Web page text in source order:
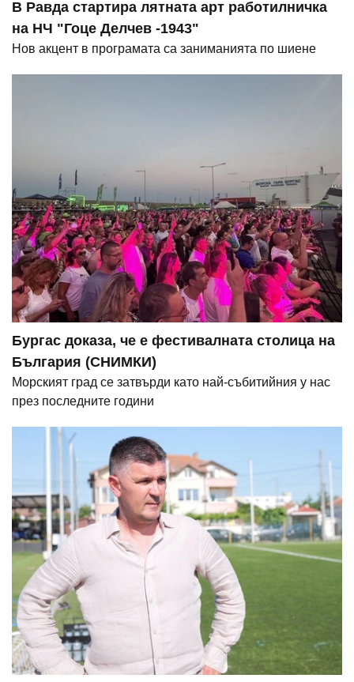
В Равда стартира лятната арт работилничка
на НЧ "Гоце Делчев -1943"
Нов акцент в програмата са заниманията по шиене
Бургас доказа, че е фестивалната столица на
България (СНИМКИ)
Морският град се затвърди като най-събитийния у нас
през последните години